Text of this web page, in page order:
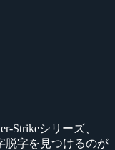
Strikeシリーズ、
脱字を見つけるのが